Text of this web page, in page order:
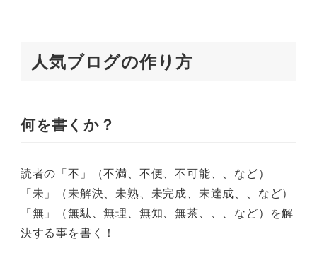
人気ブログの作り方
何を書くか？
読者の「不」（不満、不便、不可能、、など）
「未」（未解決、未熟、未完成、未達成、、など）
「無」（無駄、無理、無知、無茶、、、など）を解
決する事を書く！